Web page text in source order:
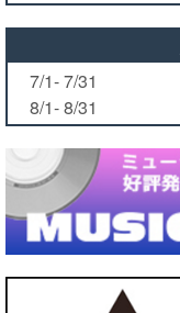
7/1- 7/31
8/1- 8/31